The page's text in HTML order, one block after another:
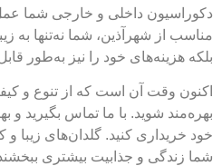
دکوراسیون داخلی و خارجی شما عمل
مناسب از شهرآذین، شما نه‌تنها به
بلکه هزینه‌های خود را نیز به‌طور
اکنون وقت آن است که از تنوع و
بهره‌مند شوید. با ما تماس بگیرید و
خود خریداری کنید. گلدان‌های زیبا و
شما زندگی و جذابیت بیشتری ببخشند.